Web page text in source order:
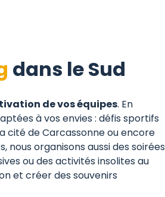
dans le Sud
de vos équipes. En
à vos envies : défis sportifs
cité de Carcassonne ou encore
organisons aussi des soirées
ou des activités insolites au
et créer des souvenirs